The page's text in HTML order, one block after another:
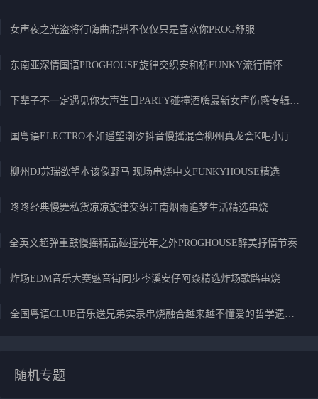
女声夜之光盗将行嗨曲混搭不仅仅只是喜欢你PROG舒服
东南亚深情国语PROGHOUSE旋律交织安和桥FUNKY流行情怀串烧
下辈子不一定遇见你女声生日PARTY碰撞酒嗨最新女声伤感专辑实录
国粤语ELECTRO不如遥望潮汐抖音慢摇混合柳州真龙会K吧小厅小康混音
柳州DJ苏瑞欲望本该像野马 现场串烧中文FUNKYHOUSE精选
咚咚经典慢舞私货凉凉旋律交织江南烟雨追梦生活精选串烧
全英文超弹重鼓慢摇精品碰撞光年之外PROGHOUSE醉美抒情节奏
炸场EDM音乐大赛魅音街同步岑溪安仔阿焱精选炸场歌路串烧
全国粤语CLUB音乐送兄弟实录串烧融合越来越不懂爱的哲学遗憾专辑
随机专题